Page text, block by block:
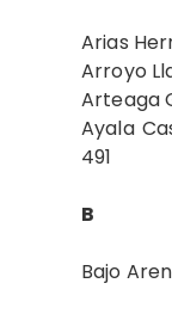
Arias
Arroyo
Arteaga
Ayala
491
B
Bajo